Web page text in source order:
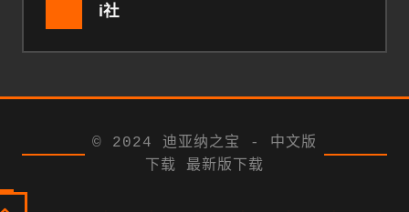
i社
© 2024 迪亚纳之宝 - 中文版
下载 最新版下载